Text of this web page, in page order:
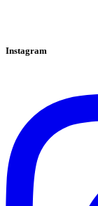
Instagram